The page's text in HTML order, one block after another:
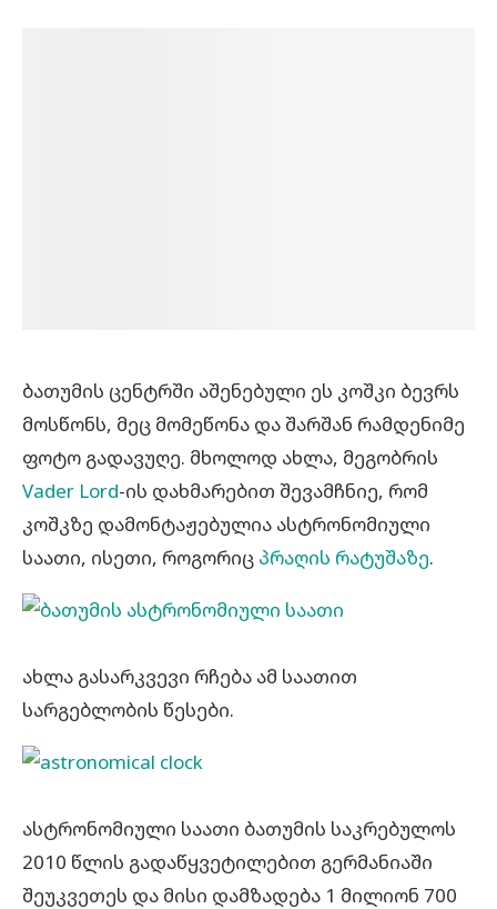
ბათუმის ცენტრში აშენებული ეს კოშკი ბევრს
მოსწონს, მეც მომეწონა და შარშან რამდენიმე
ფოტო გადავუღე. მხოლოდ ახლა, მეგობრის
Vader Lord-ის დახმარებით შევამჩნიე, რომ
კოშკზე დამონტაჟებულია ასტრონომიული
საათი, ისეთი, როგორიც პრაღის რატუშაზე.
ახლა გასარკვევი რჩება ამ საათით
სარგებლობის წესები.
ასტრონომიული საათი ბათუმის საკრებულოს
2010 წლის გადაწყვეტილებით გერმანიაში
შეუკვეთეს და მისი დამზადება 1 მილიონ 700